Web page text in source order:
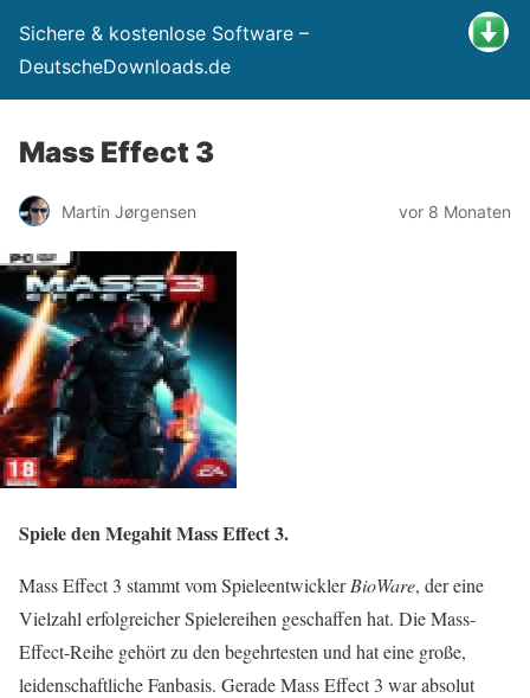
Sichere & kostenlose Software –
DeutscheDownloads.de
Mass Effect 3
Martin Jørgensen vor 8 Monaten
Spiele den Megahit Mass Effect 3.
Mass Effect 3 stammt vom SpieleentwicklerBioWare, der eine
Vielzahl erfolgreicher Spielereihen geschaffen hat. Die Mass-
Effect-Reihe gehört zu den begehrtesten und hat eine große,
leidenschaftliche Fanbasis. Gerade Mass Effect 3 war absolut